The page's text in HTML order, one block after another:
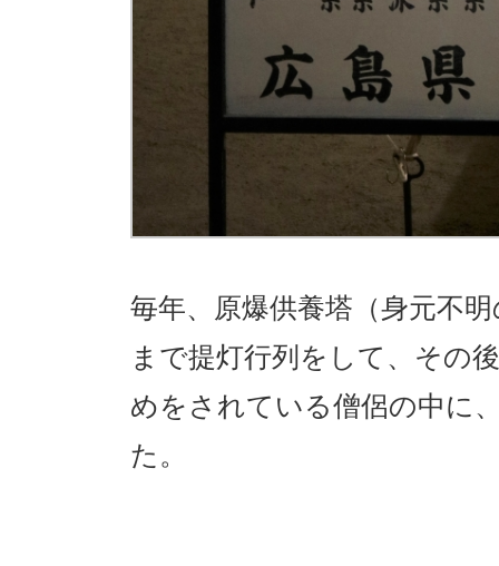
毎年、原爆供養塔（身元不
まで提灯行列をして、その
めをされている僧侶の中に
た。